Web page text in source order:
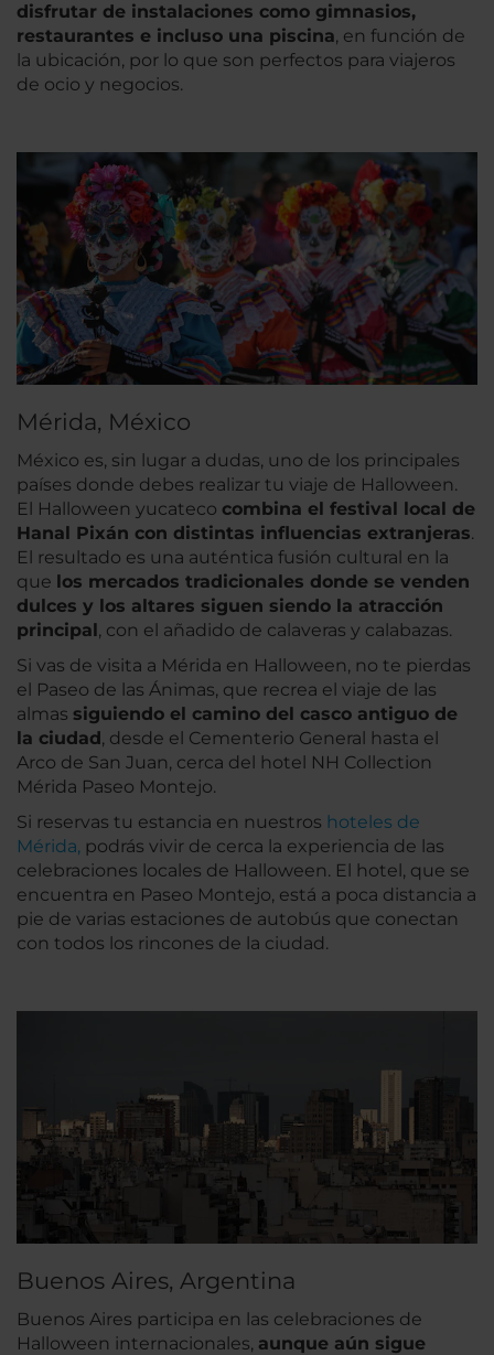
disfrutar de instalaciones como gimnasios,
restaurantes e incluso una piscina, en función de
la ubicación, por lo que son perfectos para viajeros
de ocio y negocios.
Mérida, México
México es, sin lugar a dudas, uno de los principales
países donde debes realizar tu viaje de Halloween.
El Halloween yucateco combina el festival local de
Hanal Pixán con distintas influencias extranjeras.
El resultado es una auténtica fusión cultural en la
que los mercados tradicionales donde se venden
dulces y los altares siguen siendo la atracción
principal, con el añadido de calaveras y calabazas.
Si vas de visita a Mérida en Halloween, no te pierdas
el Paseo de las Ánimas, que recrea el viaje de las
almas siguiendo el camino del casco antiguo de
la ciudad, desde el Cementerio General hasta el
Arco de San Juan, cerca del hotel NH Collection
Mérida Paseo Montejo.
Si reservas tu estancia en nuestros hoteles de
Mérida, podrás vivir de cerca la experiencia de las
celebraciones locales de Halloween. El hotel, que se
encuentra en Paseo Montejo, está a poca distancia a
pie de varias estaciones de autobús que conectan
con todos los rincones de la ciudad.
Buenos Aires, Argentina
Buenos Aires participa en las celebraciones de
Halloween internacionales, aunque aún sigue